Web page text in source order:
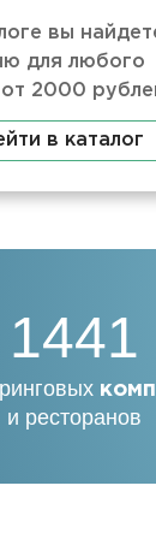
вы
для любого
2000
в каталог
1441
и ресторанов